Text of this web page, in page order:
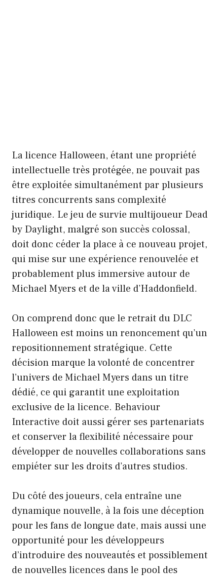
La licence Halloween, étant une propriété
intellectuelle très protégée, ne pouvait pas
être exploitée simultanément par plusieurs
titres concurrents sans complexité
juridique. Le jeu de survie multijoueur Dead
by Daylight, malgré son succès colossal,
doit donc céder la place à ce nouveau projet,
qui mise sur une expérience renouvelée et
probablement plus immersive autour de
Michael Myers et de la ville d’Haddonfield.
On comprend donc que le retrait du DLC
Halloween est moins un renoncement qu’un
repositionnement stratégique. Cette
décision marque la volonté de concentrer
l’univers de Michael Myers dans un titre
dédié, ce qui garantit une exploitation
exclusive de la licence. Behaviour
Interactive doit aussi gérer ses partenariats
et conserver la flexibilité nécessaire pour
développer de nouvelles collaborations sans
empiéter sur les droits d’autres studios.
Du côté des joueurs, cela entraîne une
dynamique nouvelle, à la fois une déception
pour les fans de longue date, mais aussi une
opportunité pour les développeurs
d’introduire des nouveautés et possiblement
de nouvelles licences dans le pool des